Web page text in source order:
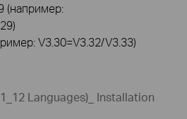
(например:
V3.30=V3.32/V3.33)
Languages)_ Installation